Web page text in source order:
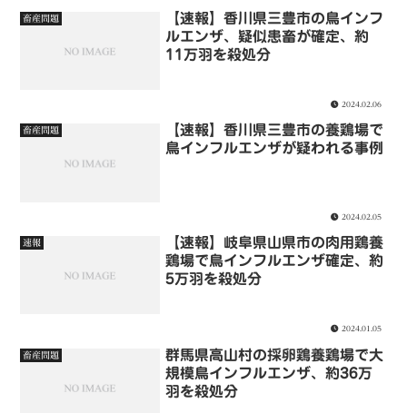
畜産問題
【速報】香川県三豊市の鳥インフ
ルエンザ、疑似患畜が確定、約
11万羽を殺処分
2024.02.06
畜産問題
【速報】香川県三豊市の養鶏場で
鳥インフルエンザが疑われる事例
2024.02.05
速報
【速報】岐阜県山県市の肉用鶏養
鶏場で鳥インフルエンザ確定、約
5万羽を殺処分
2024.01.05
畜産問題
群馬県高山村の採卵鶏養鶏場で大
規模鳥インフルエンザ、約36万
羽を殺処分